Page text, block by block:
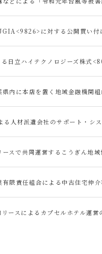
に対する公開買い付
日立ハイテクノロジーズ株式
県内に本店を置く地域金融機関
人材派遣会社のサポート・シス
スで共同運営するこうぎん地
限責任組合による中古住宅仲
ースによるカプセルホテル運営